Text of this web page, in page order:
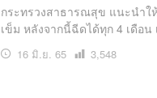
กระทรวงสาธารณสุข แนะนำ
เข็ม หลังจากนี้ฉีดได้ทุก 4 เดือน
16 มิ.ย. 65
เปิด
3,548